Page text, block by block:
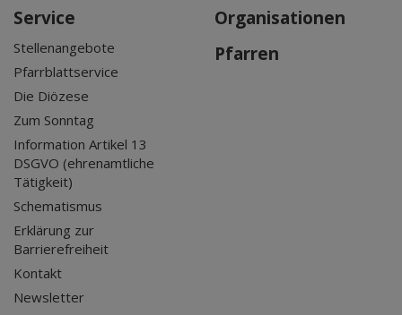
Service
Stellenangebote
Pfarrblattservice
Die Diözese
Zum Sonntag
Information Artikel 13
DSGVO (ehrenamtliche
Tätigkeit)
Schematismus
Erklärung zur
Barrierefreiheit
Kontakt
Newsletter
Organisationen
Pfarren